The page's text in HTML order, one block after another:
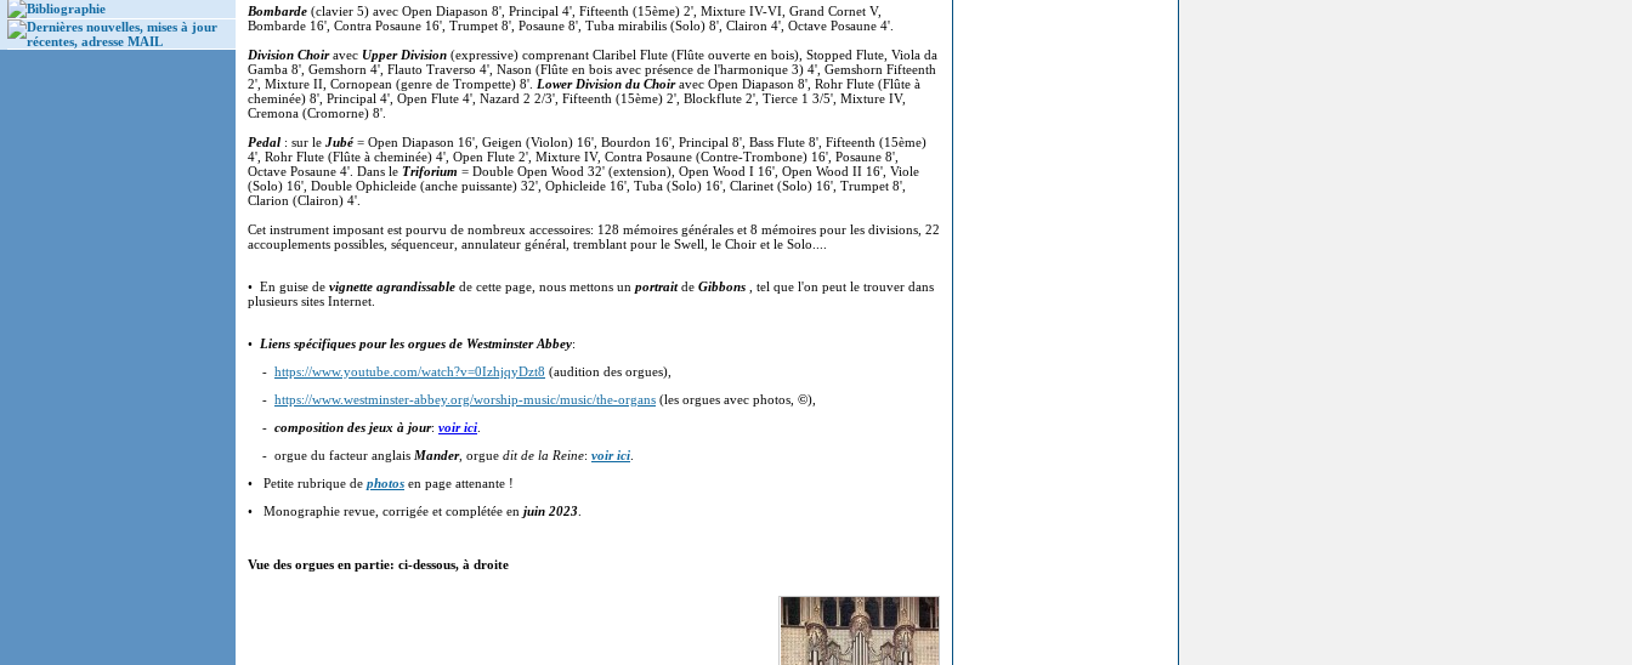
Bibliographie
Dernières nouvelles, mises à jour
récentes, adresse MAIL
Bombarde (clavier 5) avec Open Diapason 8', Principal 4', Fifteenth (15ème) 2', Mixture IV-VI, Grand Cornet V,
Bombarde 16', Contra Posaune 16', Trumpet 8', Posaune 8', Tuba mirabilis (Solo) 8', Clairon 4', Octave Posaune 4'.
Division Choir avec Upper Division (expressive) comprenant Claribel Flute (Flûte ouverte en bois), Stopped Flute, Viola da
Gamba 8', Gemshorn 4', Flauto Traverso 4', Nason (Flûte en bois avec présence de l'harmonique 3) 4', Gemshorn Fifteenth
2', Mixture II, Cornopean (genre de Trompette) 8'. Lower Division du Choir avec Open Diapason 8', Rohr Flute (Flûte à
cheminée) 8', Principal 4', Open Flute 4', Nazard 2 2/3', Fifteenth (15ème) 2', Blockflute 2', Tierce 1 3/5', Mixture IV,
Cremona (Cromorne) 8'.
Pedal : sur le Jubé = Open Diapason 16', Geigen (Violon) 16', Bourdon 16', Principal 8', Bass Flute 8', Fifteenth (15ème)
4', Rohr Flute (Flûte à cheminée) 4', Open Flute 2', Mixture IV, Contra Posaune (Contre-Trombone) 16', Posaune 8',
Octave Posaune 4'. Dans le Triforium = Double Open Wood 32' (extension), Open Wood I 16', Open Wood II 16', Viole
(Solo) 16', Double Ophicleide (anche puissante) 32', Ophicleide 16', Tuba (Solo) 16', Clarinet (Solo) 16', Trumpet 8',
Clarion (Clairon) 4'.
Cet instrument imposant est pourvu de nombreux accessoires: 128 mémoires générales et 8 mémoires pour les divisions, 22
accouplements possibles, séquenceur, annulateur général, tremblant pour le Swell, le Choir et le Solo....
• En guise de vignette agrandissable de cette page, nous mettons un portrait de Gibbons
, tel que l'on peut le trouver dans
plusieurs sites Internet.
• Liens spécifiques pour les orgues de Westminster Abbey:
- https://www.youtube.com/watch?v=0IzhjqyDzt8 (audition des orgues),
- https://www.westminster-abbey.org/worship-music/music/the-organs (les orgues avec photos, ©),
- composition des jeux à jour: voir ici
- orgue du facteur anglais Mander, orgue dit de la Reine: voir ici
• Petite rubrique de photos en page attenante !
• Monographie revue, corrigée et complétée en juin 2023
Vue des orgues en partie: ci-dessous, à droite